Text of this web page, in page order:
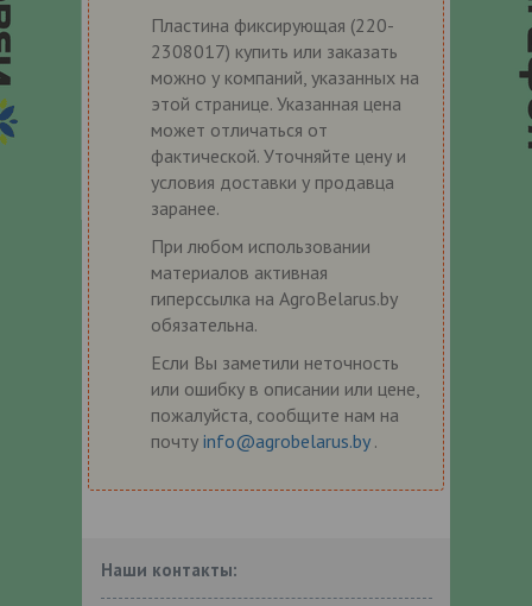
Пластина фиксирующая (220-
2308017) купить или заказать
можно у компаний, указанных на
этой странице. Указанная цена
может отличаться от
фактической. Уточняйте цену и
условия доставки у продавца
заранее.
При любом использовании
материалов активная
гиперссылка на AgroBelarus.by
обязательна.
Если Вы заметили неточность
или ошибку в описании или цене,
пожалуйста, сообщите нам на
почту info@agrobelarus.by .
Наши контакты: